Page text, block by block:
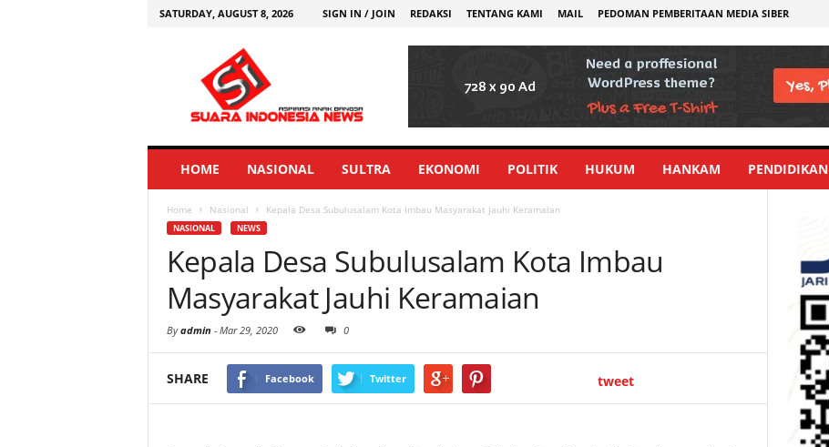
SATURDAY, AUGUST 8, 2026 SIGN IN / JOIN REDAKSI TENTANG KAMI MAIL PEDOMAN PEMBERITAAN MEDIA SIBER
HOME NASIONAL SULTRA EKONOMI POLITIK HUKUM HANKAM PENDIDIKAN
Home Nasional Kepala Desa Subulusalam Kota Imbau Masyarakat Jauhi Keramaian
NASIONAL NEWS
Kepala Desa Subulusalam Kota Imbau
Masyarakat Jauhi Keramaian
Byadmin - Mar 29, 2020 0
SHARE Facebook Twitter tweet